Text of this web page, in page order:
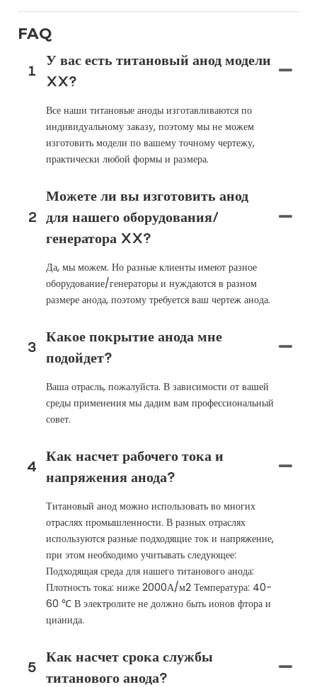
FAQ
1
У вас есть титановый анод модели
XX?
Все наши титановые аноды изготавливаются по
индивидуальному заказу, поэтому мы не можем
изготовить модели по вашему точному чертежу,
практически любой формы и размера.
2
Можете ли вы изготовить анод
для нашего оборудования/
генератора XX?
Да, мы можем. Но разные клиенты имеют разное
оборудование/генераторы и нуждаются в разном
размере анода, поэтому требуется ваш чертеж анода.
3
Какое покрытие анода мне
подойдет?
Ваша отрасль, пожалуйста. В зависимости от вашей
среды применения мы дадим вам профессиональный
совет.
4
Как насчет рабочего тока и
напряжения анода?
Титановый анод можно использовать во многих
отраслях промышленности. В разных отраслях
используются разные подходящие ток и напряжение,
при этом необходимо учитывать следующее:
Подходящая среда для нашего титанового анода:
Плотность тока: ниже 2000А/м2 Температура: 40-
60 ℃ В электролите не должно быть ионов фтора и
цианида.
5
Как насчет срока службы
титанового анода?